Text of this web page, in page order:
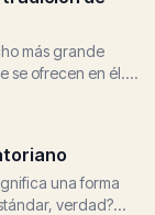
más grande
se ofrecen en él.
una forma
verdad?